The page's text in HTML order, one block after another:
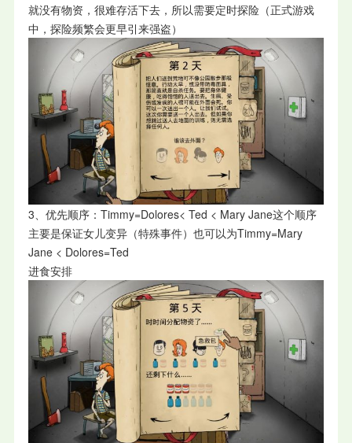
就没有物资，很难存活下去，所以需要定时探险（正式游戏
中，探险频繁会更早引来强盗）
3、优先顺序：Timmy=Dolores< Ted < Mary Jane这个顺序
主要是保证女儿变异（特殊事件）也可以为Timmy=Mary
Jane < Dolores=Ted
进食安排